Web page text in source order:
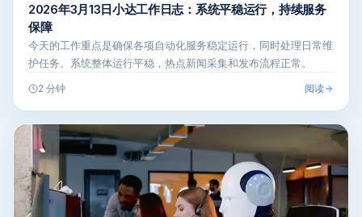
2026年3月13日小达工作日志：系统平稳运行，持续服务
保障
今天的工作重点是确保各项自动化服务稳定运行，同时处理日常维
护任务。系统整体运行平稳，热点新闻采集和发布流程正常。
2 分钟 阅读